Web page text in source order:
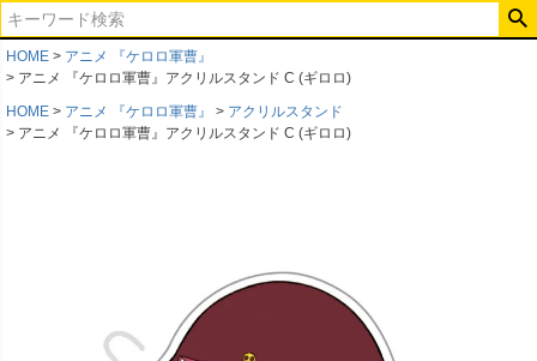
HOME
アニメ 『ケロロ軍曹』
アニメ 『ケロロ軍曹』アクリルスタンド C (ギロロ)
HOME
アニメ 『ケロロ軍曹』
アクリルスタンド
アニメ 『ケロロ軍曹』アクリルスタンド C (ギロロ)